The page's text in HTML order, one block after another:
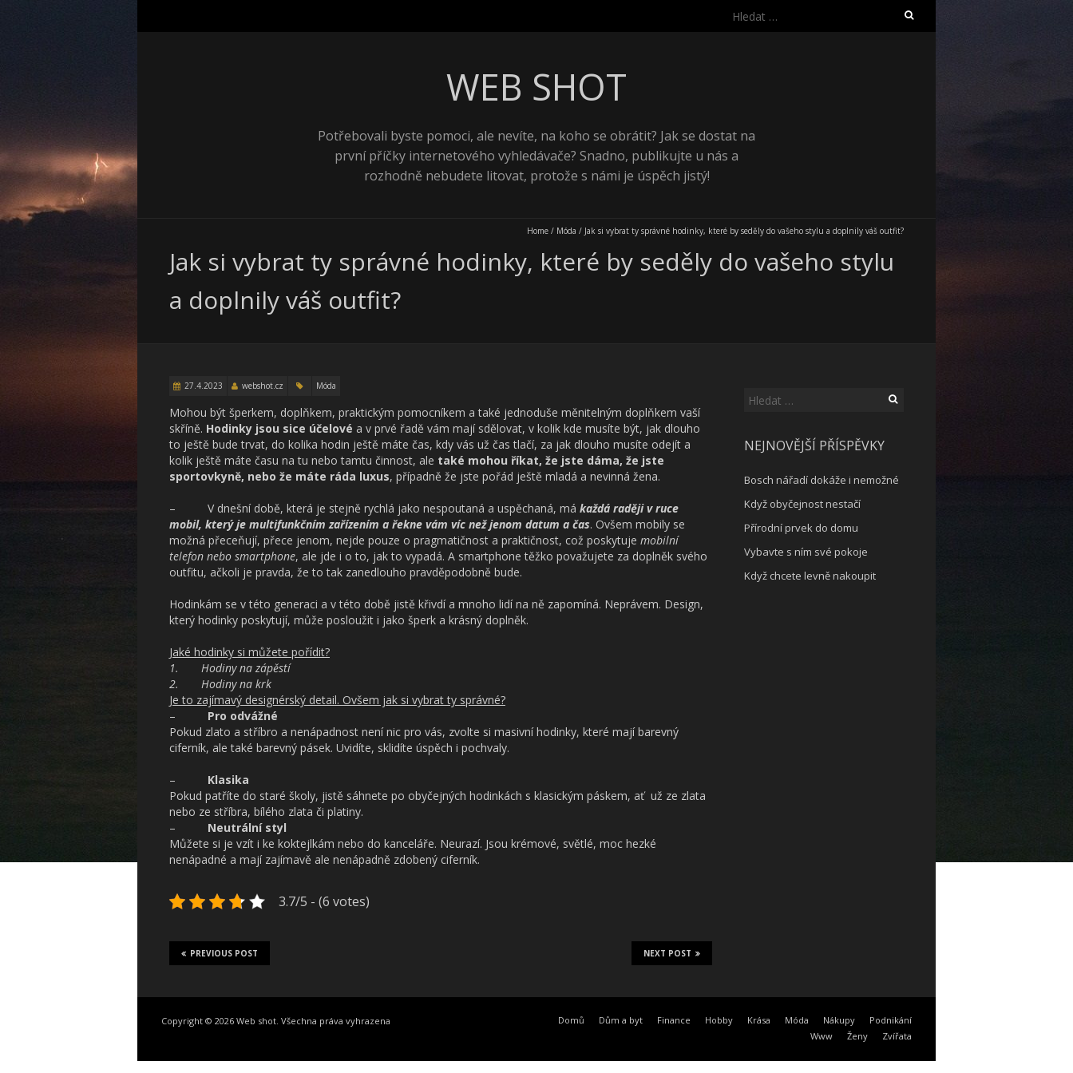
Vyhledávání
WEB SHOT
Potřebovali byste pomoci, ale nevíte, na koho se obrátit? Jak se dostat na
první příčky internetového vyhledávače? Snadno, publikujte u nás a
rozhodně nebudete litovat, protože s námi je úspěch jistý!
Home / Móda / Jak si vybrat ty správné hodinky, které by seděly do vašeho stylu a doplnily váš outfit?
Jak si vybrat ty správné hodinky, které by seděly do vašeho stylu
a doplnily váš outfit?
27.4.2023 webshot.cz Móda
Mohou být šperkem, doplňkem, praktickým pomocníkem a také jednoduše měnitelným doplňkem vaší
skříně. Hodinky jsou sice účelové a v prvé řadě vám mají sdělovat, v kolik kde musíte být, jak dlouho
to ještě bude trvat, do kolika hodin ještě máte čas, kdy vás už čas tlačí, za jak dlouho musíte odejít a
kolik ještě máte času na tu nebo tamtu činnost, ale také mohou říkat, že jste dáma, že jste
sportovkyně, nebo že máte ráda luxus, případně že jste pořád ještě mladá a nevinná žena.
– V dnešní době, která je stejně rychlá jako nespoutaná a uspěchaná, má každá raději v ruce
mobil, který je multifunkčním zařízením a řekne vám víc než jenom datum a čas. Ovšem mobily se
možná přeceňují, přece jenom, nejde pouze o pragmatičnost a praktičnost, což poskytuje mobilní
telefon nebo smartphone, ale jde i o to, jak to vypadá. A smartphone těžko považujete za doplněk svého
outfitu, ačkoli je pravda, že to tak zanedlouho pravděpodobně bude.
Hodinkám se v této generaci a v této době jistě křivdí a mnoho lidí na ně zapomíná. Neprávem. Design,
který hodinky poskytují, může posloužit i jako šperk a krásný doplněk.
Jaké hodinky si můžete pořídit?
1. Hodiny na zápěstí
2. Hodiny na krk
Je to zajímavý designérský detail. Ovšem jak si vybrat ty správné?
– Pro odvážné
Pokud zlato a stříbro a nenápadnost není nic pro vás, zvolte si masivní hodinky, které mají barevný
ciferník, ale také barevný pásek. Uvidíte, sklidíte úspěch i pochvaly.
– Klasika
Pokud patříte do staré školy, jistě sáhnete po obyčejných hodinkách s klasickým páskem, ať už ze zlata
nebo ze stříbra, bílého zlata či platiny.
– Neutrální styl
Můžete si je vzít i ke koktejlkám nebo do kanceláře. Neurazí. Jsou krémové, světlé, moc hezké
nenápadné a mají zajímavě ale nenápadně zdobený ciferník.
3.7/5 - (6 votes)
NEXT POST
PREVIOUS POST
Vyhledávání
NEJNOVĚJŠÍ PŘÍSPĚVKY
Bosch nářadí dokáže i nemožné
Když obyčejnost nestačí
Přírodní prvek do domu
Vybavte s ním své pokoje
Když chcete levně nakoupit
Copyright © 2026 Web shot. Všechna práva vyhrazena Domů Dům a byt Finance Hobby Krása Móda Nákupy
Podnikání
Www
Ženy Zvířata